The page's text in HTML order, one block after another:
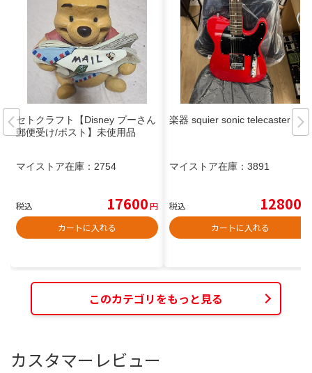
セトクラフト【Disney プーさん
郵便受け/ポスト】未使用品
マイストア在庫： 2754
税込 17600円
カートに入れる
楽器 squier sonic telecaster
マイストア在庫： 3891
税込 12800
カートに入れる
このカテゴリをもっと見る
カスタマーレビュー